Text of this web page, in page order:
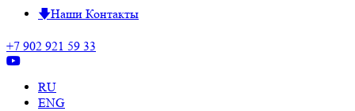
Наши Контакты
+7 902 921 59 33
RU
ENG